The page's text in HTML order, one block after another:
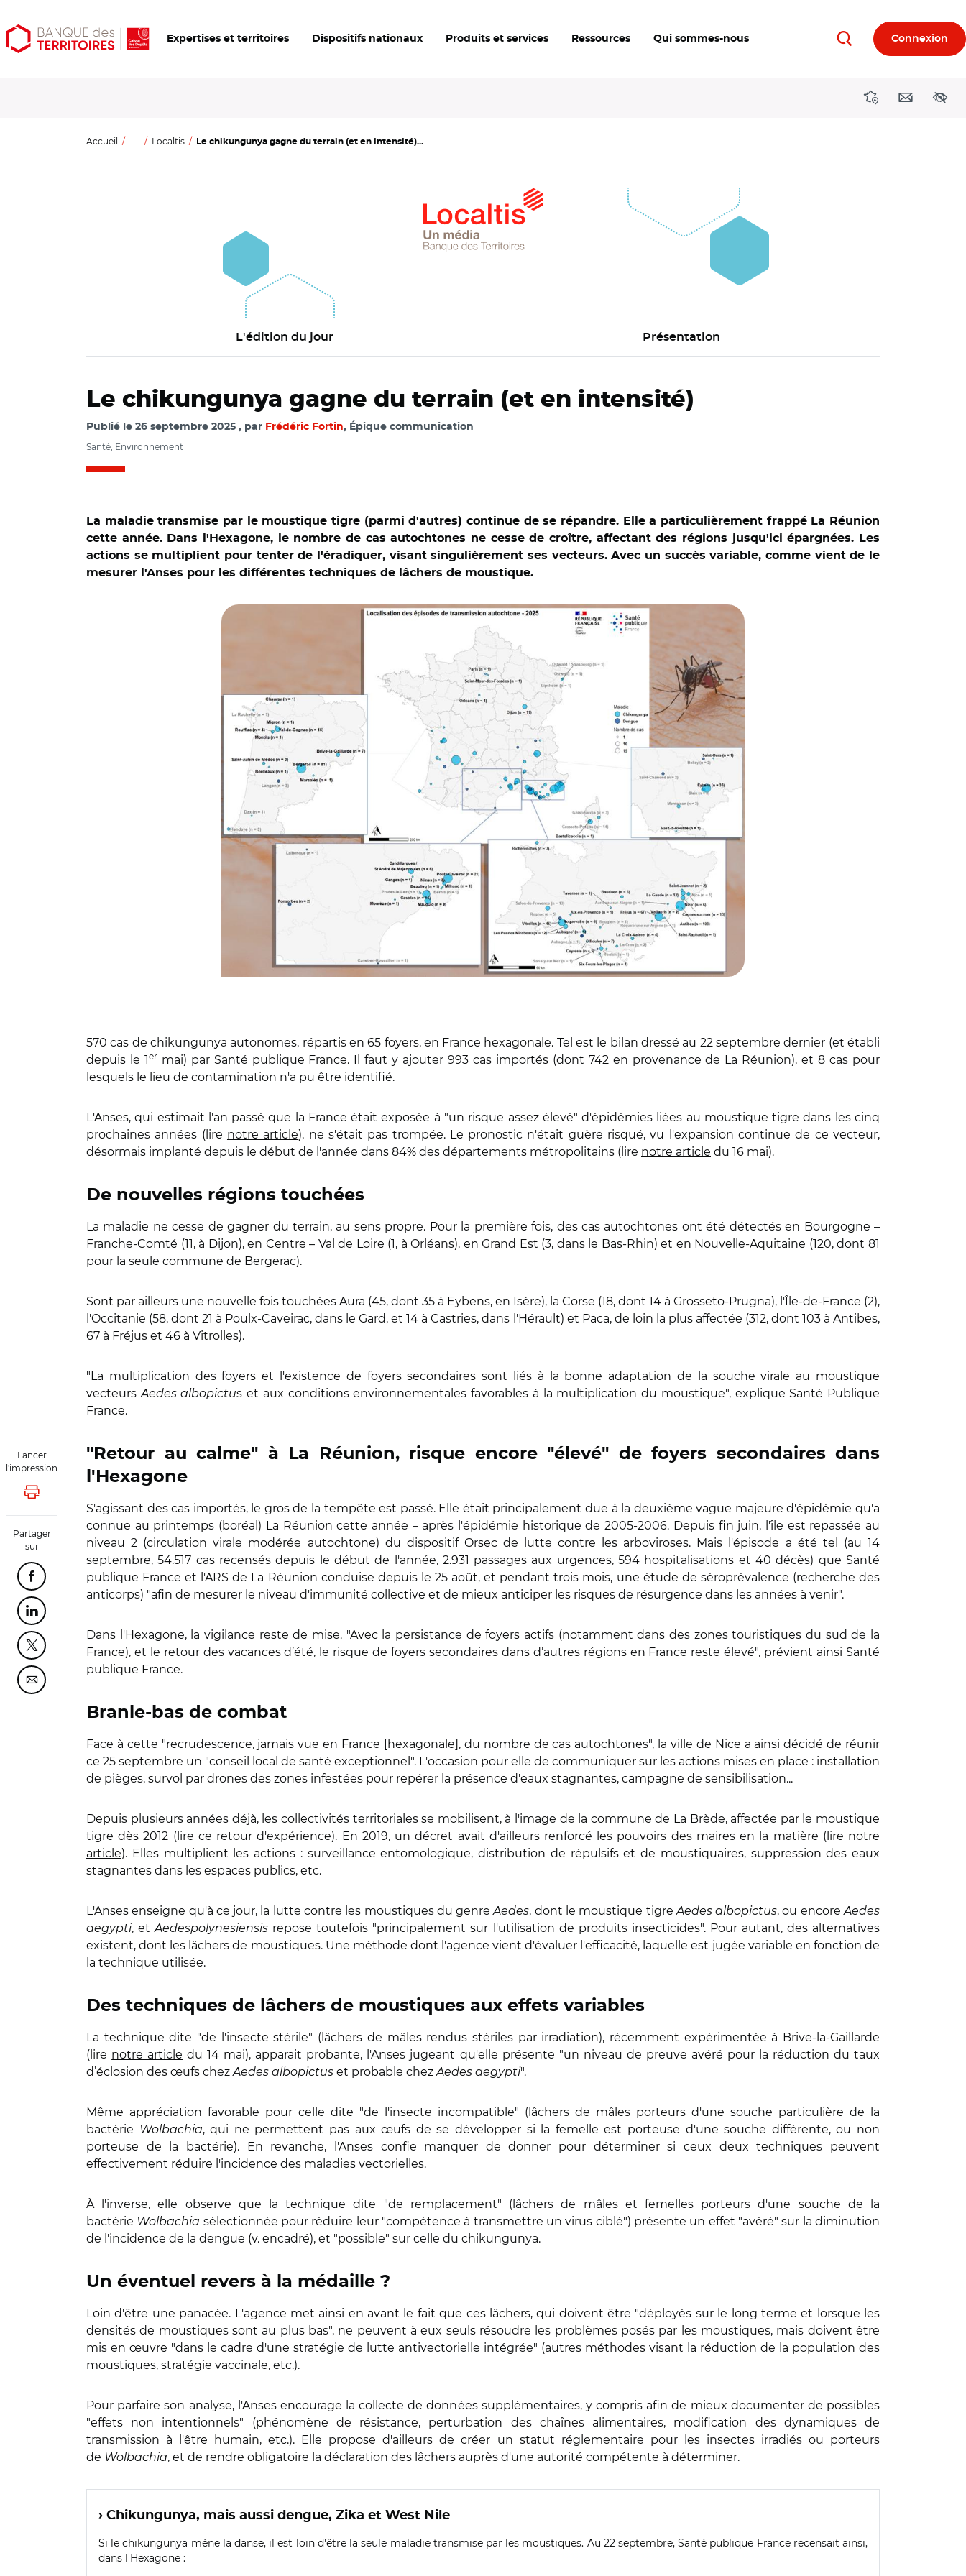
Aller
au
Aller
au
Ouvrir
les
Expertises et territoires Dispositifs nationaux Produits et services Ressources Qui sommes-nous RechercherConnexion
DirectionsContact
Accueil ... Localtis Le chikungunya gagne du terrain (et en intensité)...
L'édition du jour Présentation
Lancer
l'impression
Lancer l'impression
Partager
sur
Partager cette page sur Facebook
Partager cette page sur Linkedin
Partager cette page sur Twitter
Partager cette page sur Courriel
Le chikungunya gagne du terrain (et en intensité)
Publié le 26 septembre 2025 par Frédéric Fortin, Épique communication
Santé, Environnement
La maladie transmise par le moustique tigre (parmi d'autres) continue de se répandre. Elle a particulièrement frappé La Réunion
cette année. Dans l'Hexagone, le nombre de cas autochtones ne cesse de croître, affectant des régions jusqu'ici épargnées. Les
actions se multiplient pour tenter de l'éradiquer, visant singulièrement ses vecteurs. Avec un succès variable, comme vient de le
mesurer l'Anses pour les différentes techniques de lâchers de moustique.
570 cas de chikungunya autonomes, répartis en 65 foyers, en France hexagonale. Tel est le bilan dressé au 22 septembre dernier (et établi
depuis le 1ermai) par Santé publique France. Il faut y ajouter 993 cas importés (dont 742 en provenance de La Réunion), et 8 cas pour
lesquels le lieu de contamination n'a pu être identifié.
L'Anses, qui estimait l'an passé que la France était exposée à "un risque assez élevé" d'épidémies liées au moustique tigre dans les cinq
prochaines années (lire notre article), ne s'était pas trompée. Le pronostic n'était guère risqué, vu l'expansion continue de ce vecteur,
désormais implanté depuis le début de l'année dans 84% des départements métropolitains (lire notre article du 16 mai).
De nouvelles régions touchées
La maladie ne cesse de gagner du terrain, au sens propre. Pour la première fois, des cas autochtones ont été détectés en Bourgogne –
Franche-Comté (11, à Dijon), en Centre – Val de Loire (1, à Orléans), en Grand Est (3, dans le Bas-Rhin) et en Nouvelle-Aquitaine (120, dont 81
pour la seule commune de Bergerac).
Sont par ailleurs une nouvelle fois touchées Aura (45, dont 35 à Eybens, en Isère), la Corse (18, dont 14 à Grosseto-Prugna), l'Île-de-France (2),
l'Occitanie (58, dont 21 à Poulx-Caveirac, dans le Gard, et 14 à Castries, dans l'Hérault) et Paca, de loin la plus affectée (312, dont 103 à Antibes,
67 à Fréjus et 46 à Vitrolles).
"La multiplication des foyers et l'existence de foyers secondaires sont liés à la bonne adaptation de la souche virale au moustique
vecteursAedes albopictus et aux conditions environnementales favorables à la multiplication du moustique", explique Santé Publique
France.
"Retour au calme" à La Réunion, risque encore "élevé" de foyers secondaires dans
l'Hexagone
S'agissant des cas importés, le gros de la tempête est passé. Elle était principalement due à la deuxième vague majeure d'épidémie qu'a
connue au printemps (boréal) La Réunion cette année – après l'épidémie historique de 2005-2006. Depuis fin juin, l'île est repassée au
niveau 2 (circulation virale modérée autochtone) du dispositif Orsec de lutte contre les arboviroses. Mais l'épisode a été tel (au 14
septembre, 54.517 cas recensés depuis le début de l'année, 2.931 passages aux urgences, 594 hospitalisations et 40 décès) que Santé
publique France et l'ARS de La Réunion conduise depuis le 25 août, et pendant trois mois, une étude de séroprévalence (recherche des
anticorps) "afin de mesurer le niveau d'immunité collective et de mieux anticiper les risques de résurgence dans les années à venir".
Dans l'Hexagone, la vigilance reste de mise. "Avec la persistance de foyers actifs (notamment dans des zones touristiques du sud de la
France), et le retour des vacances d’été, le risque de foyers secondaires dans d’autres régions en France reste élevé", prévient ainsi Santé
publique France.
Branle-bas de combat
Face à cette "recrudescence, jamais vue en France [hexagonale], du nombre de cas autochtones", la ville de Nice a ainsi décidé de réunir
ce 25 septembre un "conseil local de santé exceptionnel". L'occasion pour elle de communiquer sur les actions mises en place : installation
de pièges, survol par drones des zones infestées pour repérer la présence d'eaux stagnantes, campagne de sensibilisation...
Depuis plusieurs années déjà, les collectivités territoriales se mobilisent, à l'image de la commune de La Brède, affectée par le moustique
tigre dès 2012 (lire ce retour d'expérience). En 2019, un décret avait d'ailleurs renforcé les pouvoirs des maires en la matière (lire notre
article). Elles multiplient les actions : surveillance entomologique, distribution de répulsifs et de moustiquaires, suppression des eaux
stagnantes dans les espaces publics, etc.
L'Anses enseigne qu'à ce jour, la lutte contre les moustiques du genreAedes, dont le moustique tigreAedes albopictus, ou encoreAedes
aegypti, etAedespolynesiensis repose toutefois "principalement sur l'utilisation de produits insecticides". Pour autant, des alternatives
existent, dont les lâchers de moustiques. Une méthode dont l'agence vient d'évaluer l'efficacité, laquelle est jugée variable en fonction de
la technique utilisée.
Des techniques de lâchers de moustiques aux effets variables
La technique dite "de l'insecte stérile" (lâchers de mâles rendus stériles par irradiation), récemment expérimentée à Brive-la-Gaillarde
(lire notre article du 14 mai), apparait probante, l'Anses jugeant qu'elle présente "un niveau de preuve avéré pour la réduction du taux
d’éclosion des œufs chezAedes albopictus et probable chezAedes aegypti".
Même appréciation favorable pour celle dite "de l'insecte incompatible" (lâchers de mâles porteurs d'une souche particulière de la
bactérie Wolbachia, qui ne permettent pas aux œufs de se développer si la femelle est porteuse d'une souche différente, ou non
porteuse de la bactérie). En revanche, l'Anses confie manquer de donner pour déterminer si ceux deux techniques peuvent
effectivement réduire l'incidence des maladies vectorielles.
À l'inverse, elle observe que la technique dite "de remplacement" (lâchers de mâles et femelles porteurs d'une souche de la
bactérie Wolbachia sélectionnée pour réduire leur "compétence à transmettre un virus ciblé") présente un effet "avéré" sur la diminution
de l'incidence de la dengue (v. encadré), et "possible" sur celle du chikungunya.
Un éventuel revers à la médaille ?
Loin d'être une panacée. L'agence met ainsi en avant le fait que ces lâchers, qui doivent être "déployés sur le long terme et lorsque les
densités de moustiques sont au plus bas", ne peuvent à eux seuls résoudre les problèmes posés par les moustiques, mais doivent être
mis en œuvre "dans le cadre d'une stratégie de lutte antivectorielle intégrée" (autres méthodes visant la réduction de la population des
moustiques, stratégie vaccinale, etc.).
Pour parfaire son analyse, l'Anses encourage la collecte de données supplémentaires, y compris afin de mieux documenter de possibles
"effets non intentionnels" (phénomène de résistance, perturbation des chaînes alimentaires, modification des dynamiques de
transmission à l'être humain, etc.). Elle propose d'ailleurs de créer un statut réglementaire pour les insectes irradiés ou porteurs
de Wolbachia, et de rendre obligatoire la déclaration des lâchers auprès d'une autorité compétente à déterminer.
› Chikungunya, mais aussi dengue, Zika et West Nile
Si le chikungunya mène la danse, il est loin d'être la seule maladie transmise par les moustiques. Au 22 septembre, Santé publique France recensait ainsi,
dans l'Hexagone :